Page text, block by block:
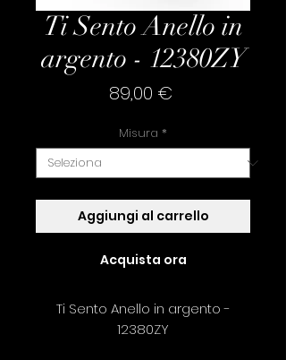
Ti Sento Anello in
argento - 12380ZY
89,00 €
Misura *
Aggiungi al carrello
Acquista ora
Ti Sento Anello in argento -
12380ZY